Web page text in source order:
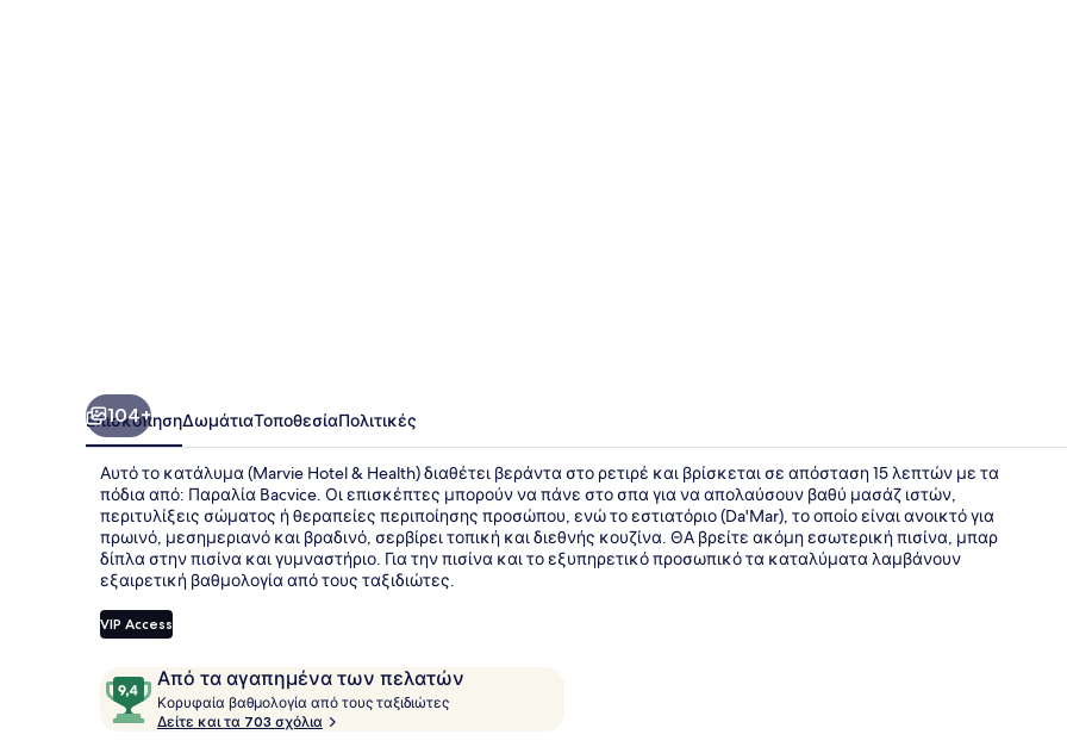
Θέα από το κατάλυμα
Θέα από το
104+
ΕπισκόπησηΔωμάτιαΤοποθεσίαΠολιτικές
Αυτό το κατάλυμα (Marvie Hotel & Health) διαθέτει βεράντα στο ρετιρέ και βρίσκεται σε απόσταση 15 λεπτών με τα
πόδια από: Παραλία Bacvice. Οι επισκέπτες μπορούν να πάνε στο σπα για να απολαύσουν βαθύ μασάζ ιστών,
περιτυλίξεις σώματος ή θεραπείες περιποίησης προσώπου, ενώ το εστιατόριο (Da'Mar), το οποίο είναι ανοικτό για
πρωινό, μεσημεριανό και βραδινό, σερβίρει τοπική και διεθνής κουζίνα. ΘΑ βρείτε ακόμη εσωτερική πισίνα, μπαρ
δίπλα στην πισίνα και γυμναστήριο. Για την πισίνα και το εξυπηρετικό προσωπικό τα καταλύματα λαμβάνουν
εξαιρετική βαθμολογία από τους ταξιδιώτες.
VIP Access
ΣχόλιαΑπό τα αγαπημένα των πελατών
9,4
στα
10,
Κορυφαία βαθμολογία από τους ταξιδιώτες
Δείτε και τα 703 σχόλια